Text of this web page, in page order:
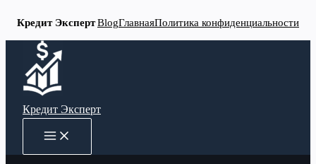
Кредит ЭкспертBlogГлавнаяПолитика конфиденциальности
Перейти
содержимому
Кредит Эксперт
MAIN
MENU